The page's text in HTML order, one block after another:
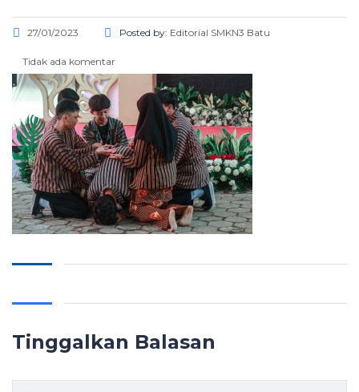
27/01/2023 Posted by: Editorial SMKN3 Batu
Tidak ada komentar
Tinggalkan Balasan